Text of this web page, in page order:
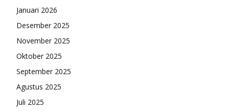
Januari 2026
Desember 2025
November 2025
Oktober 2025
September 2025
Agustus 2025
Juli 2025